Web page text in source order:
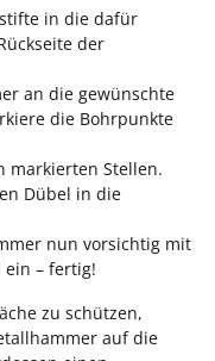
in die dafür
der
an die gewünschte
die Bohrpunkte
markierten Stellen.
Dübel in die
nun vorsichtig mit
– fertig!
zu schützen,
auf die